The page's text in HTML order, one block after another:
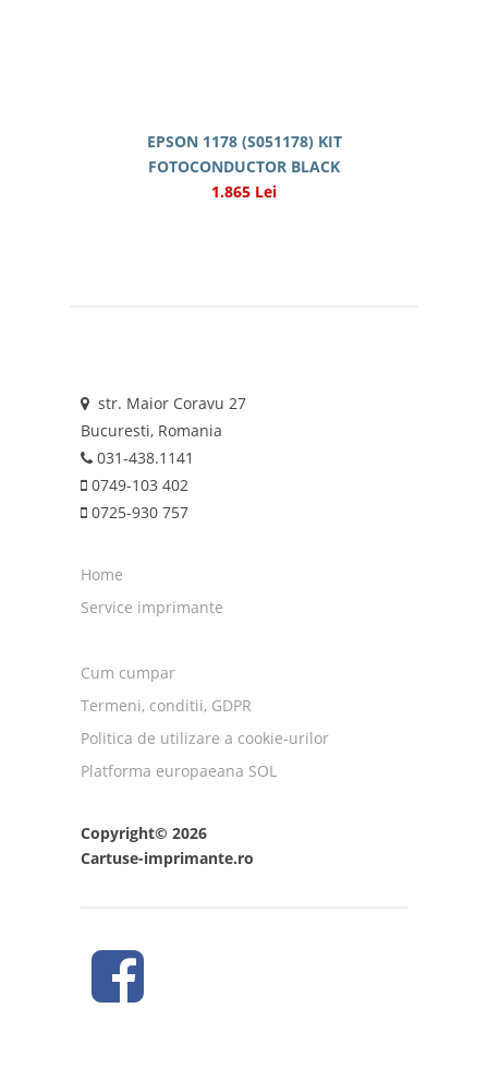
EPSON 1178 (S051178) KIT
FOTOCONDUCTOR BLACK
1.865 Lei
str. Maior Coravu 27
Bucuresti, Romania
031-438.1141
0749-103 402
0725-930 757
Home
Service imprimante
Cum cumpar
Termeni, conditii, GDPR
Politica de utilizare a cookie-urilor
Platforma europaeana SOL
Copyright© 2026
Cartuse-imprimante.ro